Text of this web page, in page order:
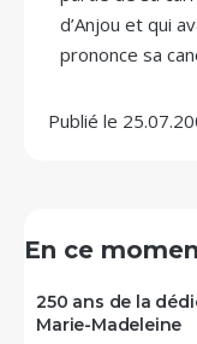
d’Anjou et qui
prononce sa
Publié le
En ce
250 ans de la
Marie-Madeleine